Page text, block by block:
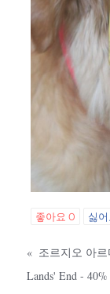
좋아요0 싫
«
Lands' End -